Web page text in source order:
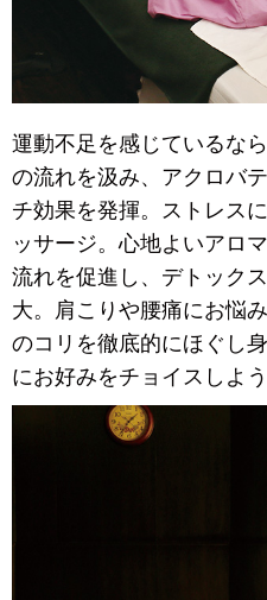
運動不足を感じているな
の流れを汲み、アクロバ
チ効果を発揮。ストレス
ッサージ。心地よいアロ
流れを促進し、デトック
大。肩こりや腰痛にお悩
のコリを徹底的にほぐし
にお好みをチョイスしよう